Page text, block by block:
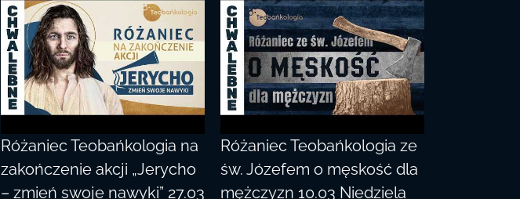
Różaniec Teobańkologia na
zakończenie akcji „Jerycho
– zmień swoje nawyki” 27.03
Różaniec Teobańkologia ze
św. Józefem o męskość dla
mężczyzn 10.03 Niedziela